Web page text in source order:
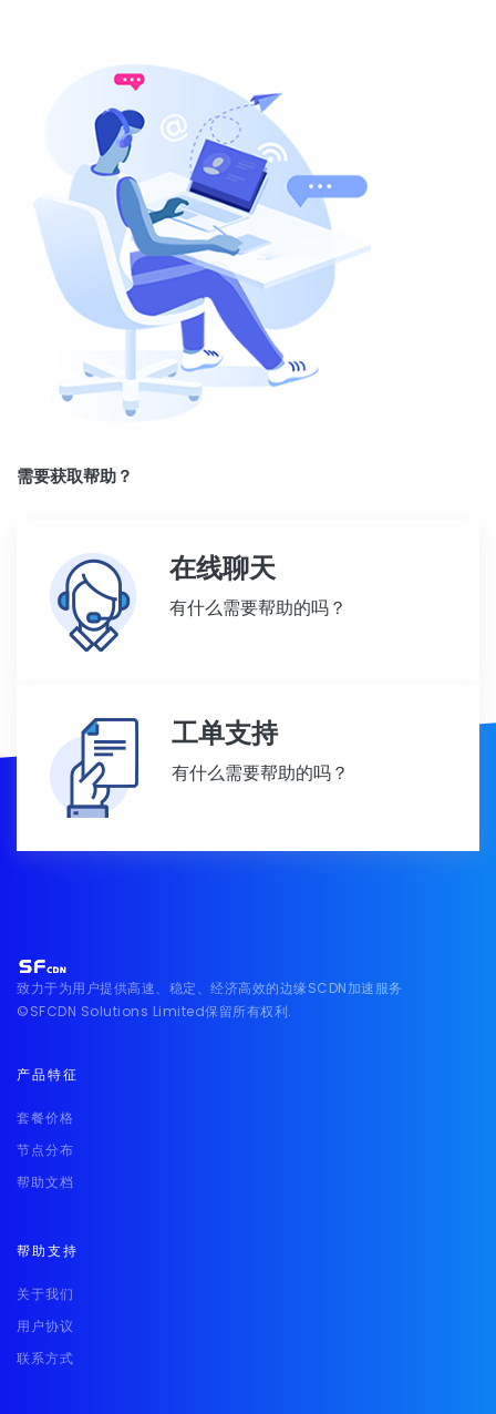
需要获取帮助？
在线聊天
有什么需要帮助的吗？
工单支持
有什么需要帮助的吗？
致力于为用户提供高速、稳定、经济高效的边缘SCDN加速服务
©SFCDN Solutions Limited保留所有权利.
产品特征
套餐价格
节点分布
帮助文档
帮助支持
关于我们
用户协议
联系方式